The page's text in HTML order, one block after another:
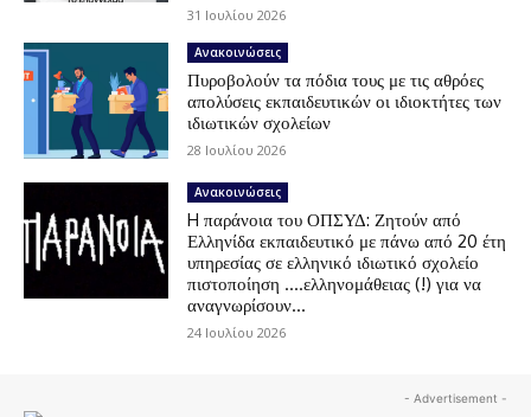
31 Ιουλίου 2026
Ανακοινώσεις
Πυροβολούν τα πόδια τους με τις αθρόες
απολύσεις εκπαιδευτικών οι ιδιοκτήτες των
ιδιωτικών σχολείων
28 Ιουλίου 2026
Ανακοινώσεις
H παράνοια του ΟΠΣΥΔ: Ζητούν από
Ελληνίδα εκπαιδευτικό με πάνω από 20 έτη
υπηρεσίας σε ελληνικό ιδιωτικό σχολείο
πιστοποίηση ….ελληνομάθειας (!) για να
αναγνωρίσουν...
24 Ιουλίου 2026
- Advertisement -